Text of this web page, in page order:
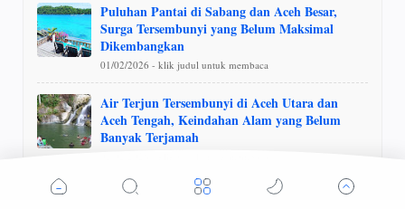
Puluhan Pantai di Sabang dan Aceh Besar,
Surga Tersembunyi yang Belum Maksimal
Dikembangkan
01/02/2026 - klik judul untuk membaca
Air Terjun Tersembunyi di Aceh Utara dan
Aceh Tengah, Keindahan Alam yang Belum
Banyak Terjamah
Wisata Kuliner Aceh, Dari Mie Razali hingga